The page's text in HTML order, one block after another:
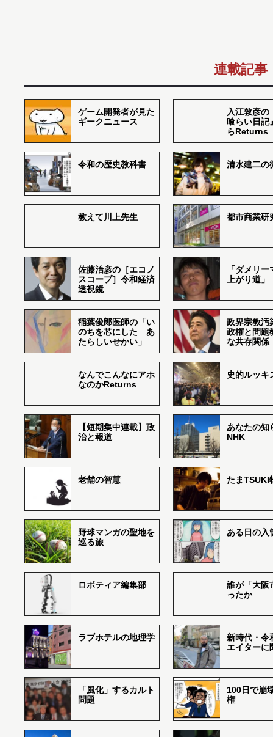
連載記事
ゲーム開発者が見た
ギークニュース
入江敦彦の
喰らい日記
らReturns
令和の歴史教科書 清水建二の
教えて川上先生 都市商業研
佐藤治彦の［エコノ
スコープ］令和経済
透視鏡
「ダメリ
上がり道」
稲葉俊郎医師の「い
のちを芯にした あ
たらしいせかい」
政界宗教汚
政権と問題
な共存関係
なんでこんなにアホ
なのかReturns
史的ルッキ
【短期集中連載】政
治と報道
あなたの知
NHK
老舗の智慧 たまTSUKI
野球マンガの聖地を
巡る旅
ある日の入
ロボティア編集部
誰が「大阪
ったか
ラブホテルの地理学
新時代・令
エイターに
「風化」するカルト
問題
100日で崩
権